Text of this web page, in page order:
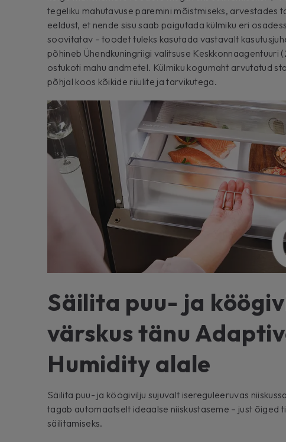
tegeliku mahutavuse paremini mõistmiseks, arvestades
eeldust, et nende sisu saab paigutada külmiku eri
soovitatav – toodet tuleks kasutada vastavalt
põhineb Ühendkuningriigi valitsuse Keskkonnaagentuuri
ostukoti mahu andmetel. Külmiku kogumaht arvutatud
põhjal koos kõikide riiulite ja tarvikutega.
Säilita puu- ja
värskus tänu
Humidity alale
Säilita puu- ja köögivilju sujuvalt isereguleeruvas
tagab automaatselt ideaalse niiskustaseme – just õiged
säilitamiseks.